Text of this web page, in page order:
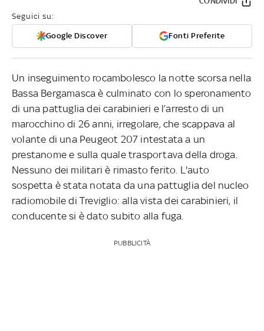
Seguici su:
Google Discover Fonti Preferite
Un inseguimento rocambolesco la notte scorsa nella
Bassa Bergamasca è culminato con lo speronamento
di una pattuglia dei carabinieri e l’arresto di un
marocchino di 26 anni, irregolare, che scappava al
volante di una Peugeot 207 intestata a un
prestanome e sulla quale trasportava della droga.
Nessuno dei militari è rimasto ferito. L'auto
sospetta è stata notata da una pattuglia del nucleo
radiomobile di Treviglio: alla vista dei carabinieri, il
conducente si è dato subito alla fuga.
PUBBLICITÀ